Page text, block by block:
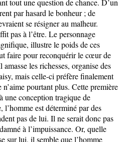
tout une question de chance. D’un
par hasard le bonheur ; de
se résigner au malheur.
pas à l’être. Le personnage
illustre le poids de ces
faire pour reconquérir le cœur de
les richesses, organise des
mais celle-ci préfère finalement
n’aime pourtant plus. Cette première
une conception tragique de
l’homme est déterminé par des
pas de lui. Il ne serait donc pas
à l’impuissance. Or, quelle
sur lui, il semble que l’homme